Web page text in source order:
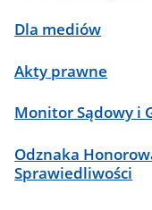
Dla mediów
Akty prawne
Monitor Sądowy i
Odznaka
Sprawiedliwości